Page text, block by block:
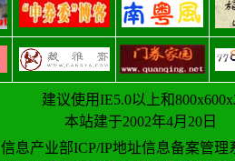
建议使用IE5.0以上和
本站建于2002年4月20
信息产业部ICP/IP地址信息备案管